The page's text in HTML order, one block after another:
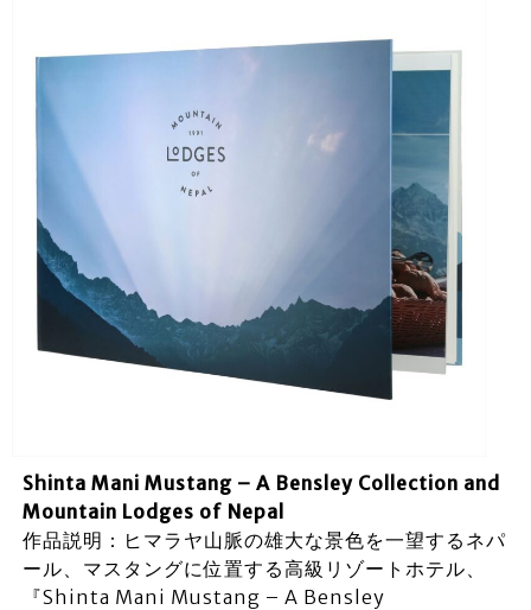
Shinta Mani Mustang – A Bensley Collection and
Mountain Lodges of Nepal
作品説明：ヒマラヤ山脈の雄大な景色を一望するネパ
ール、マスタングに位置する高級リゾートホテル、
『Shinta Mani Mustang – A Bensley